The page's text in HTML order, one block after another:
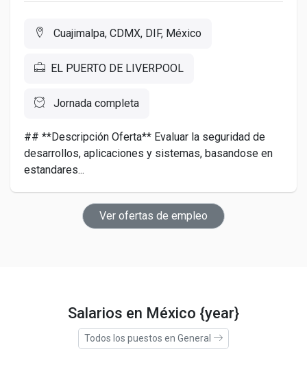
Cuajimalpa, CDMX, DIF, México
EL PUERTO DE LIVERPOOL
Jornada completa
## **Descripción Oferta** Evaluar la seguridad de
desarrollos, aplicaciones y sistemas, basandose en
estandares...
Ver ofertas de empleo
Salarios en México {year}
Todos los puestos en General